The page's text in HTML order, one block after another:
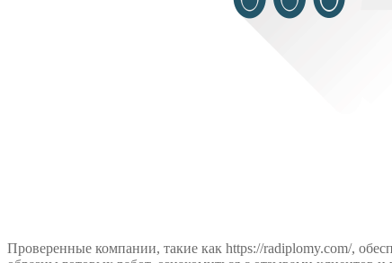
Проверенные компании, такие как https://radiplomy.com/,